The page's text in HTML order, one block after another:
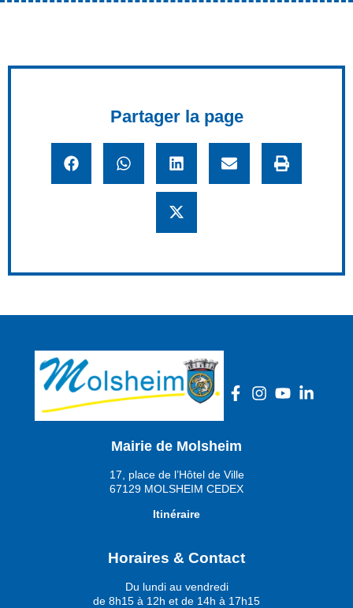
Partager la page
Mairie de Molsheim
17, place de l’Hôtel de Ville
67129 MOLSHEIM CEDEX
Itinéraire
Horaires & Contact
Du lundi au vendredi
de 8h15 à 12h et de 14h à 17h15